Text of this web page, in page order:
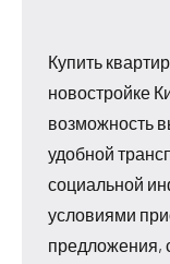
Купить
новостройке
возможность
удобной
социальной
условиями
предложения,